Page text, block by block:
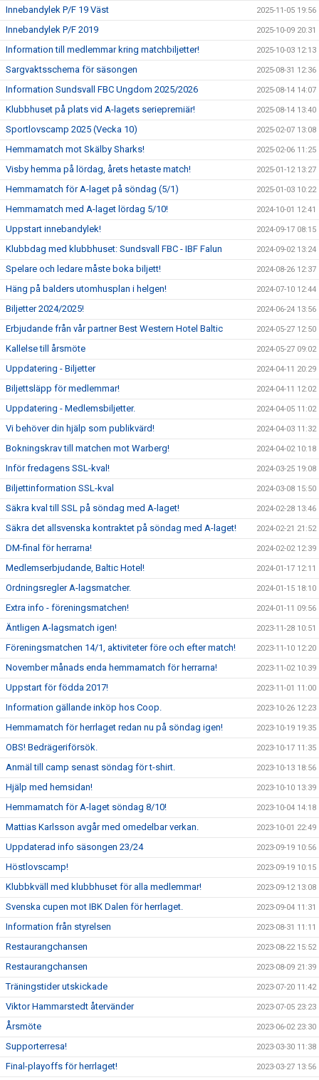
Innebandylek P/F 19 Väst 2025-11-05 19:56
Innebandylek P/F 2019 2025-10-09 20:31
Information till medlemmar kring matchbiljetter! 2025-10-03 12:13
Sargvaktsschema för säsongen 2025-08-31 12:36
Information Sundsvall FBC Ungdom 2025/2026 2025-08-14 14:07
Klubbhuset på plats vid A-lagets seriepremiär! 2025-08-14 13:40
Sportlovscamp 2025 (Vecka 10) 2025-02-07 13:08
Hemmamatch mot Skälby Sharks! 2025-02-06 11:25
Visby hemma på lördag, årets hetaste match! 2025-01-12 13:27
Hemmamatch för A-laget på söndag (5/1) 2025-01-03 10:22
Hemmamatch med A-laget lördag 5/10! 2024-10-01 12:41
Uppstart innebandylek! 2024-09-17 08:15
Klubbdag med klubbhuset: Sundsvall FBC - IBF Falun 2024-09-02 13:24
Spelare och ledare måste boka biljett! 2024-08-26 12:37
Häng på balders utomhusplan i helgen! 2024-07-10 12:44
Biljetter 2024/2025! 2024-06-24 13:56
Erbjudande från vår partner Best Western Hotel Baltic 2024-05-27 12:50
Kallelse till årsmöte 2024-05-27 09:02
Uppdatering - Biljetter 2024-04-11 20:29
Biljettsläpp för medlemmar! 2024-04-11 12:02
Uppdatering - Medlemsbiljetter. 2024-04-05 11:02
Vi behöver din hjälp som publikvärd! 2024-04-03 11:32
Bokningskrav till matchen mot Warberg! 2024-04-02 10:18
Inför fredagens SSL-kval! 2024-03-25 19:08
Biljettinformation SSL-kval 2024-03-08 15:50
Säkra kval till SSL på söndag med A-laget! 2024-02-28 13:46
Säkra det allsvenska kontraktet på söndag med A-laget! 2024-02-21 21:52
DM-final för herrarna! 2024-02-02 12:39
Medlemserbjudande, Baltic Hotel! 2024-01-17 12:11
Ordningsregler A-lagsmatcher. 2024-01-15 18:10
Extra info - föreningsmatchen! 2024-01-11 09:56
Äntligen A-lagsmatch igen! 2023-11-28 10:51
Föreningsmatchen 14/1, aktiviteter före och efter match! 2023-11-10 12:20
November månads enda hemmamatch för herrarna! 2023-11-02 10:39
Uppstart för födda 2017! 2023-11-01 11:00
Information gällande inköp hos Coop. 2023-10-26 12:23
Hemmamatch för herrlaget redan nu på söndag igen! 2023-10-19 19:35
OBS! Bedrägeriförsök. 2023-10-17 11:35
Anmäl till camp senast söndag för t-shirt. 2023-10-13 18:56
Hjälp med hemsidan! 2023-10-10 13:39
Hemmamatch för A-laget söndag 8/10! 2023-10-04 14:18
Mattias Karlsson avgår med omedelbar verkan. 2023-10-01 22:49
Uppdaterad info säsongen 23/24 2023-09-19 10:56
Höstlovscamp! 2023-09-19 10:15
Klubbkväll med klubbhuset för alla medlemmar! 2023-09-12 13:08
Svenska cupen mot IBK Dalen för herrlaget. 2023-09-04 11:31
Information från styrelsen 2023-08-31 11:11
Restaurangchansen 2023-08-22 15:52
Restaurangchansen 2023-08-09 21:39
Träningstider utskickade 2023-07-20 11:42
Viktor Hammarstedt återvänder 2023-07-05 23:23
Årsmöte 2023-06-02 23:30
Supporterresa! 2023-03-30 11:38
Final-playoffs för herrlaget! 2023-03-27 13:56